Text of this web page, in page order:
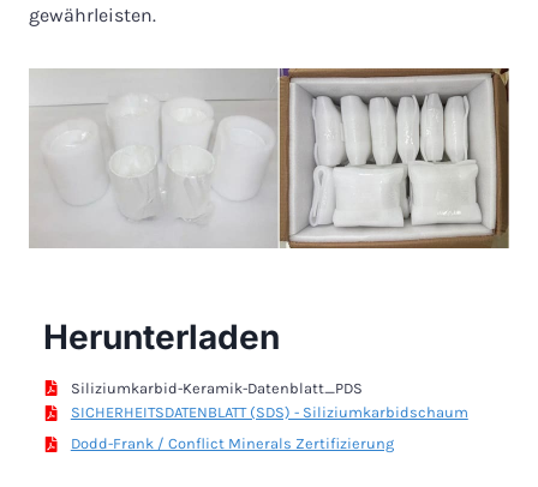
gewährleisten.
Herunterladen
Siliziumkarbid-Keramik-Datenblatt_PDS
SICHERHEITSDATENBLATT (SDS) - Siliziumkarbidschaum
Dodd-Frank / Conflict Minerals Zertifizierung